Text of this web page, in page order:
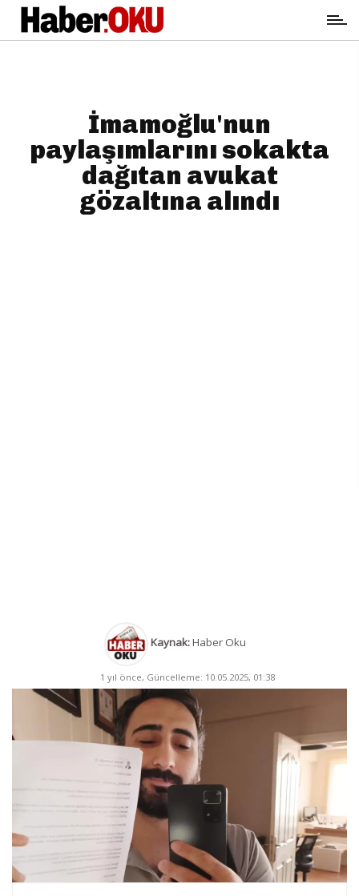
İmamoğlu'nun
paylaşımlarını sokakta
dağıtan avukat
gözaltına alındı
Kaynak:Haber Oku
1 yıl önce, Güncelleme: 10.05.2025, 01:38